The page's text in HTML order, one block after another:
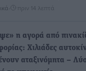
πριν 14 λεπτά
η αγορά από
Χιλιάδες
αταξινόμητα –